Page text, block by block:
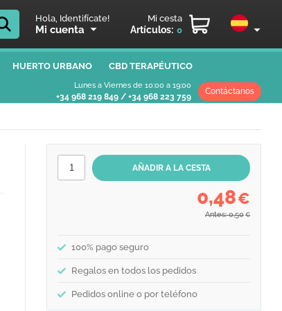
Hola, Identifícate!
Mi cuenta
Mi cesta
Artículos: 0
HUERTO URBANO CBD TERAPÉUTICO
Lunes a Viernes de 10:00 a 19:00
+34 968 219 849 / +34 968 223 759
Contáctanos
0,48€
Antes: 0,50 €
100% pago seguro
Regalos en todos los pedidos
Pedidos online o por teléfono